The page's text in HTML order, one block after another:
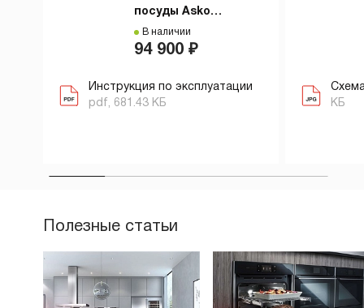
посуды Asko
ODW61SS1
В наличии
94 900 ₽
Инструкция по эксплуатации
pdf, 681.43 КБ
КБ
Полезные статьи